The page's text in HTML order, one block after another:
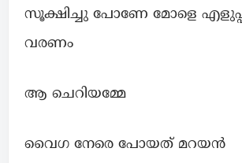
സൂക്ഷിച്ചു പോണേ മോളെ
വരണം
ആ ചെറിയമ്മേ
വൈഗ നേരെ പോയത് മറയൻ